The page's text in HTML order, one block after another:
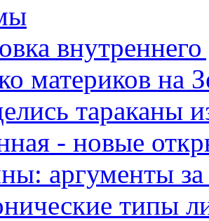
внутреннего
материков на
тараканы
- новые
аргументы
типы